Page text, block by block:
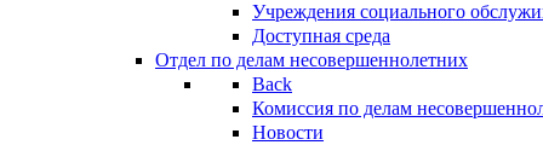
Учреждения социального
Доступная среда
Отдел по делам несовершеннолетних
Back
Комиссия по делам
Новости